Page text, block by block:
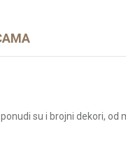
su i brojni dekori,